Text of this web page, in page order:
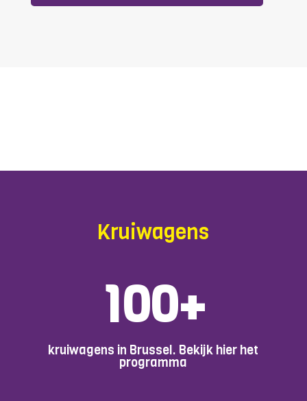
Kruiwagens
100+
kruiwagens in Brussel. Bekijk hier het
programma